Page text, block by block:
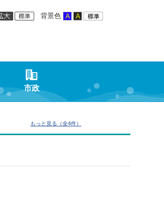
背景色
市政
もっと見る（全4件）